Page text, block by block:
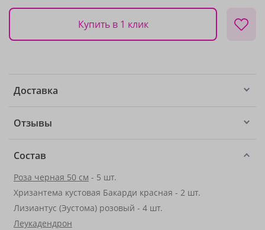
Купить в 1 клик
Доставка
Отзывы
Состав
Роза черная 50 см - 5 шт.
Хризантема кустовая Бакарди красная - 2 шт.
Лизиантус (Эустома) розовый - 4 шт.
Леукадендрон